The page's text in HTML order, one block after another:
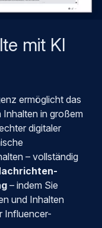
mit KI
ermöglicht das
Inhalten in großem
digitaler
– vollständig
– indem Sie
und Inhalten
Influencer-